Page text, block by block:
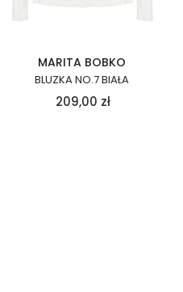
MARITA BOBKO
BLUZKA NO.7 BIAŁA
209,00 zł